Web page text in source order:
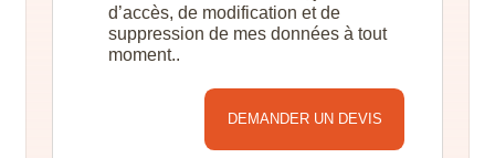
d’accès, de modification et de
suppression de mes données à tout
moment..